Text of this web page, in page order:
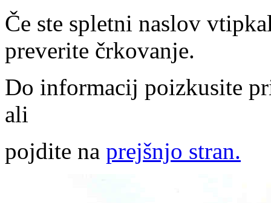
Če ste spletni naslov
preverite črkovanje.
Do informacij poizkusite
ali
pojdite na prejšnjo stran.